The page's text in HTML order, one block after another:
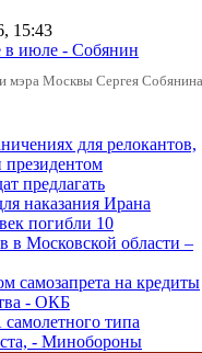
15:43
в июле - Собянин
Москвы Сергея
для релокантов,
президентом
предлагать
наказания Ирана
погибли 10
в Московской области –
самозапрета на кредиты
- ОКБ
типа
- Минобороны